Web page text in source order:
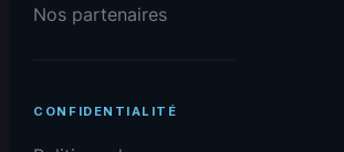
Nos partenaires
CONFIDENTIALITÉ